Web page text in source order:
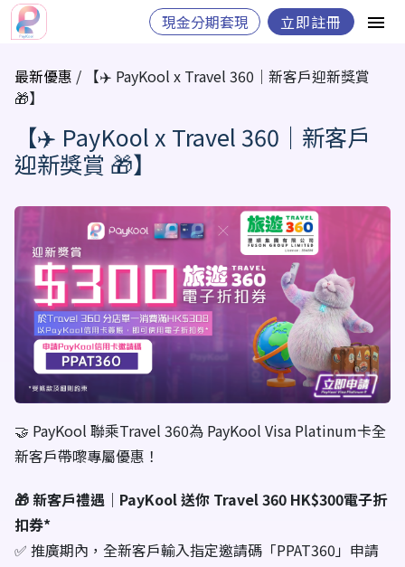
現金分期套現 立即註冊
最新優惠 / 【✈️ PayKool x Travel 360｜新客戶迎新獎賞
🎁】
【✈️ PayKool x Travel 360｜新客戶
迎新獎賞 🎁】
🤝 PayKool 聯乘Travel 360為 PayKool Visa Platinum卡全
新客戶帶嚟專屬優惠！
🎁 新客戶禮遇｜PayKool 送你 Travel 360 HK$300電子折
扣券*
✅ 推廣期內，全新客戶輸入指定邀請碼「PPAT360」申請